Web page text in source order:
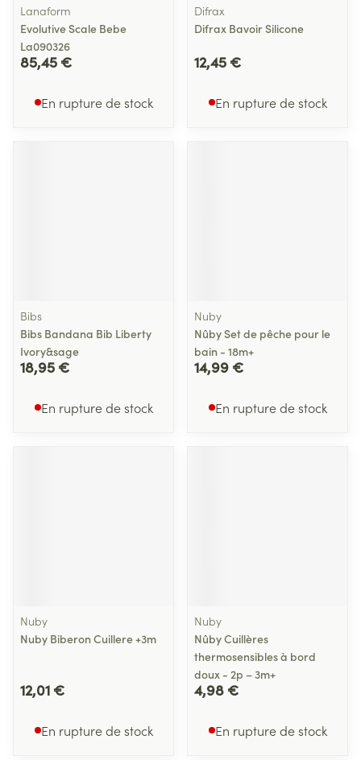
Lanaform
Evolutive Scale Bebe
La090326
85,45 €
En rupture de stock
Difrax
Difrax Bavoir Silicone
12,45 €
En rupture de stock
Bibs
Bibs Bandana Bib Liberty
Ivory&sage
18,95 €
En rupture de stock
Nuby
Nûby Set de pêche pour le
bain - 18m+
14,99 €
En rupture de stock
Nuby
Nuby Biberon Cuillere +3m
12,01 €
En rupture de stock
Nuby
Nûby Cuillères
thermosensibles à bord
doux - 2p – 3m+
4,98 €
En rupture de stock